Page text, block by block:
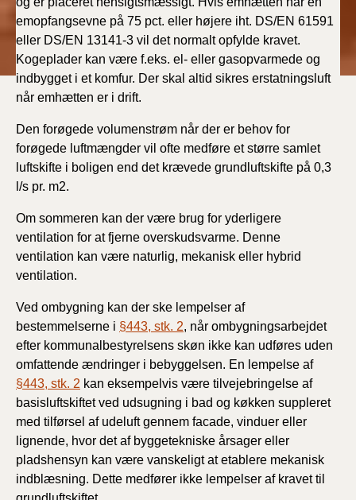
emopfangsevne på 75 pct. eller højere iht. DS/EN 61591
eller DS/EN 13141-3 vil det normalt opfylde kravet.
Kogeplader kan være f.eks. el- eller gasopvarmede og
indbygget i et komfur. Der skal altid sikres erstatningsluft
når emhætten er i drift.
Den forøgede volumenstrøm når der er behov for
forøgede luftmængder vil ofte medføre et større samlet
luftskifte i boligen end det krævede grundluftskifte på 0,3
l/s pr. m2.
Om sommeren kan der være brug for yderligere
ventilation for at fjerne overskudsvarme. Denne
ventilation kan være naturlig, mekanisk eller hybrid
ventilation.
Ved ombygning kan der ske lempelser af
bestemmelserne i §443, stk. 2, når ombygningsarbejdet
efter kommunalbestyrelsens skøn ikke kan udføres uden
omfattende ændringer i bebyggelsen. En lempelse af
§443, stk. 2 kan eksempelvis være tilvejebringelse af
basisluftskiftet ved udsugning i bad og køkken suppleret
med tilførsel af udeluft gennem facade, vinduer eller
lignende, hvor det af byggetekniske årsager eller
pladshensyn kan være vanskeligt at etablere mekanisk
indblæsning. Dette medfører ikke lempelser af kravet til